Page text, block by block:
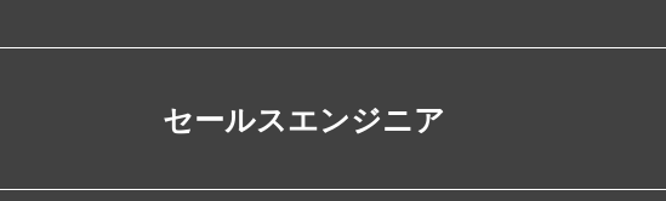
セールスエンジニア